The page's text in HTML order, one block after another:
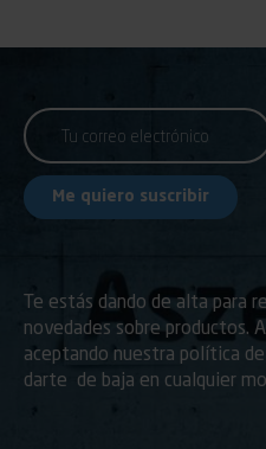
Te estás dando de alta para
novedades sobre productos.
aceptando nuestra política
darte de baja en cualquier